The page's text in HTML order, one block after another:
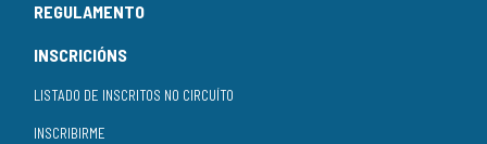
REGULAMENTO
INSCRICIÓNS
LISTADO DE INSCRITOS NO CIRCUÍTO
INSCRIBIRME